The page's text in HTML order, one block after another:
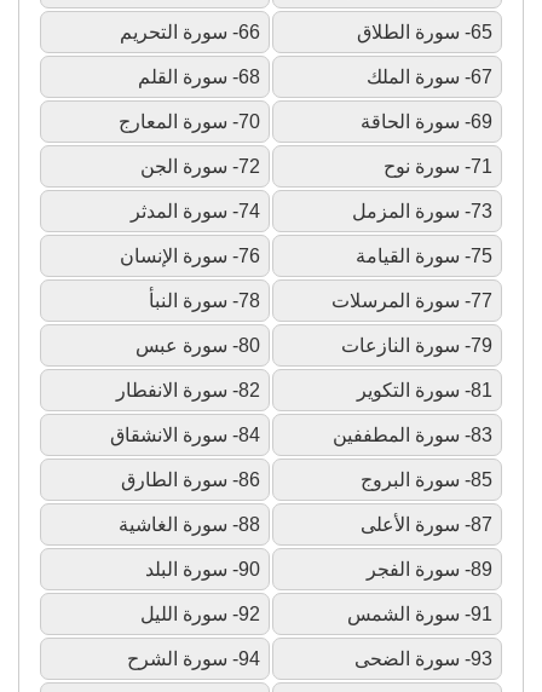
65- سورة الطلاق 66- سورة التحريم
67- سورة الملك 68- سورة القلم
69- سورة الحاقة 70- سورة المعارج
71- سورة نوح 72- سورة الجن
73- سورة المزمل 74- سورة المدثر
75- سورة القيامة 76- سورة الإنسان
77- سورة المرسلات 78- سورة النبأ
79- سورة النازعات 80- سورة عبس
81- سورة التكوير 82- سورة الانفطار
83- سورة المطففين 84- سورة الانشقاق
85- سورة البروج 86- سورة الطارق
87- سورة الأعلى 88- سورة الغاشية
89- سورة الفجر 90- سورة البلد
91- سورة الشمس 92- سورة الليل
93- سورة الضحى 94- سورة الشرح